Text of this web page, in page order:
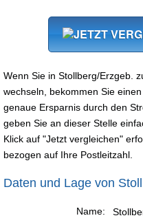
Wenn Sie in Stollberg/Erzgeb.
wechseln, bekommen Sie
genaue Ersparnis durch den
geben Sie an dieser Stelle
Klick auf "Jetzt vergleichen"
bezogen auf Ihre Postleitzahl.
Daten und Lage von
Name: